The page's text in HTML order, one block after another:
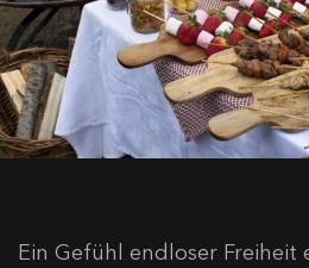
Ein Gefühl endloser Freiheit